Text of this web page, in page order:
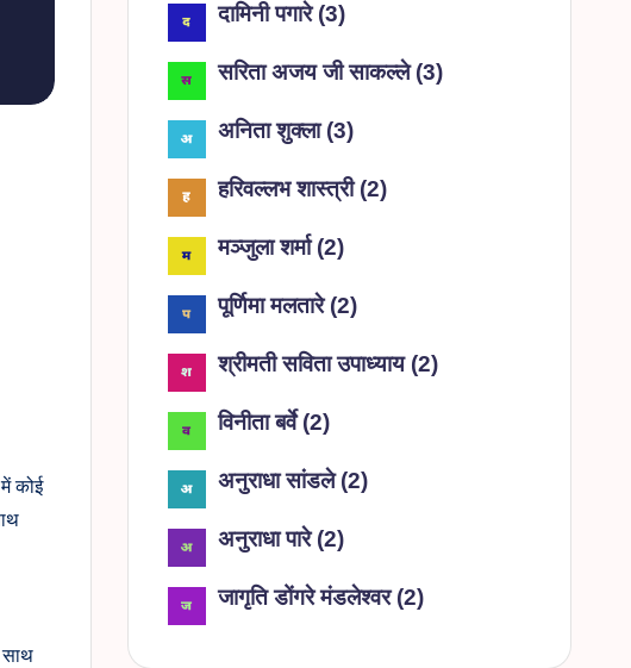
कोई
साथ
दामिनी पगारे(3)
सरिता अजय जी साकल्ले(3)
अनिता शुक्ला(3)
हरिवल्लभ शास्त्री(2)
मञ्जुला शर्मा(2)
पूर्णिमा मलतारे(2)
श्रीमती सविता उपाध्याय (2)
विनीता बर्वे(2)
अनुराधा सांडले(2)
अनुराधा पारे(2)
जागृति डोंगरे मंडलेश्वर(2)